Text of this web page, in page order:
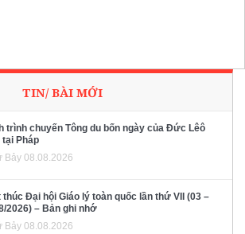
TIN/ BÀI MỚI
trình chuyến Tông du bốn ngày của Đức Lêô
tại Pháp
Bảy 08.08.2026
thúc Đại hội Giáo lý toàn quốc lần thứ VII (03 –
2026) – Bản ghi nhớ
Bảy 08.08.2026